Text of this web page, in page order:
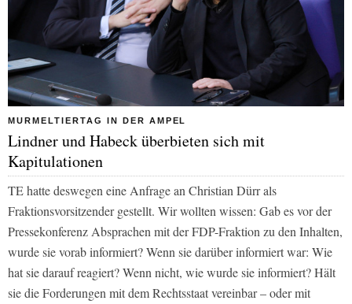
MURMELTIERTAG IN DER AMPEL
Lindner und Habeck überbieten sich mit
Kapitulationen
TE hatte deswegen eine Anfrage an Christian Dürr als
Fraktionsvorsitzender gestellt. Wir wollten wissen: Gab es vor der
Pressekonferenz Absprachen mit der FDP-Fraktion zu den Inhalten,
wurde sie vorab informiert? Wenn sie darüber informiert war: Wie
hat sie darauf reagiert? Wenn nicht, wie wurde sie informiert? Hält
sie die Forderungen mit dem Rechtsstaat vereinbar – oder mit